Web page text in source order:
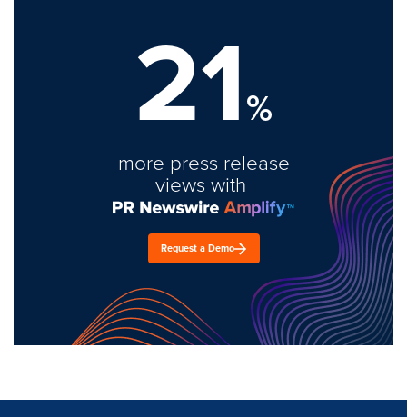
21%
more press release
views with
Request a Demo